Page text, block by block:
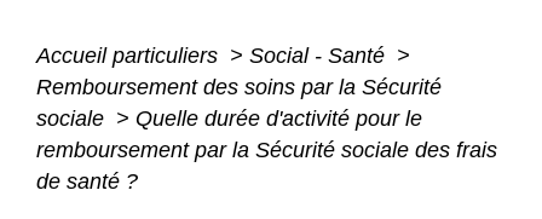
Accueil particuliers > Social - Santé >
Remboursement des soins par la Sécurité
sociale > Quelle durée d'activité pour le
remboursement par la Sécurité sociale des frais
de santé ?